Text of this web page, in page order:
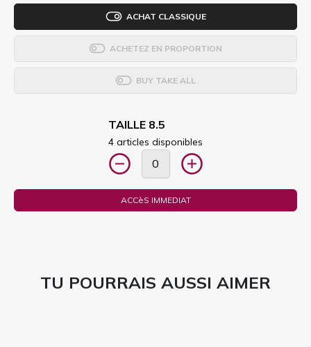
ACHAT CLASSIQUE
ACHETEZ EN PROPORTION
BUY TAKE ALL
TAILLE 8.5
4 articles disponibles
ACCèS IMMEDIAT
TU POURRAIS AUSSI AIMER